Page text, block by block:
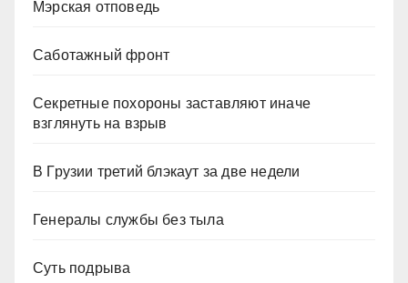
Мэрская отповедь
Саботажный фронт
Секретные похороны заставляют иначе
взглянуть на взрыв
В Грузии третий блэкаут за две недели
Генералы службы без тыла
Суть подрыва